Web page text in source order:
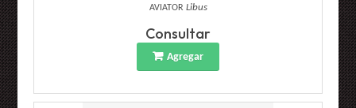
AVIATOR Libus
Consultar
Agregar